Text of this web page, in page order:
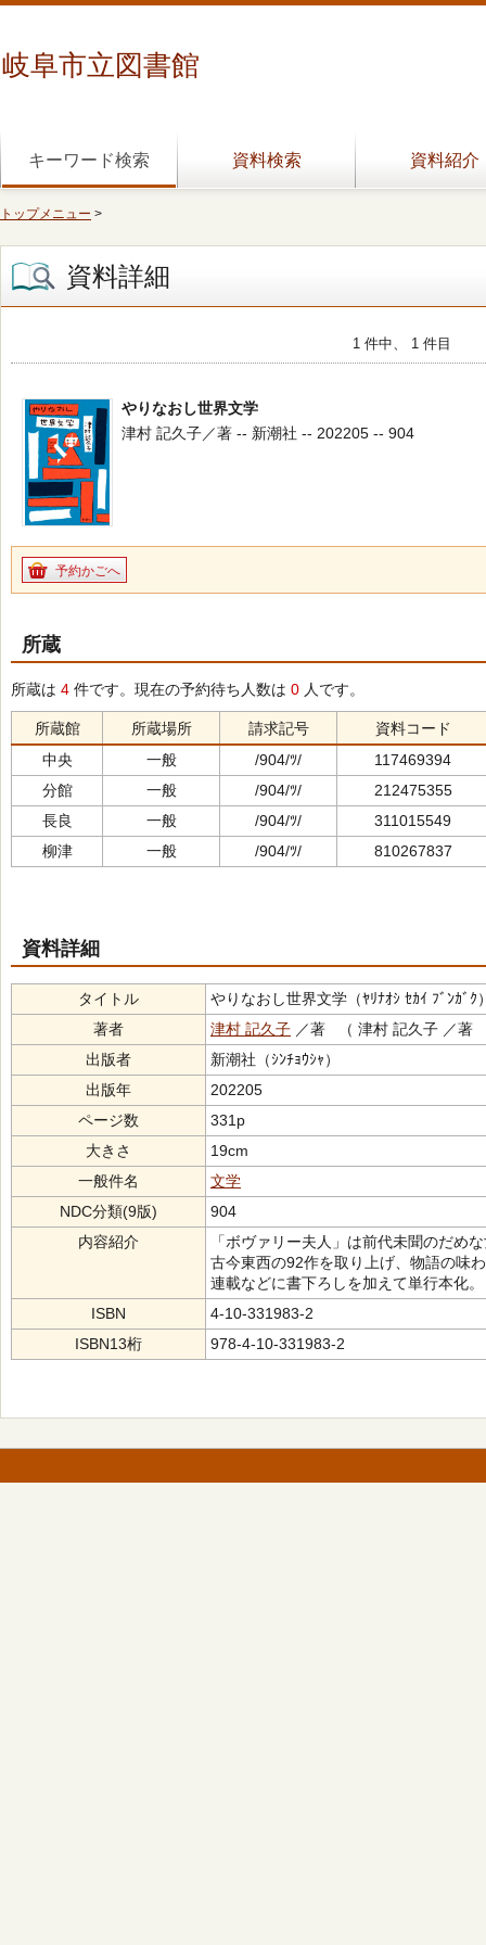
岐阜市立図書館
キーワード検索 資料検索 資料紹介
トップメニュー >
資料詳細
1 件中、 1 件目
やりなおし世界文学
津村 記久子／著 -- 新潮社 -- 202205 -- 904
予約かごへ
所蔵
所蔵は 4 件です。現在の予約待ち人数は 0 人です。
所蔵館 所蔵場所 請求記号
資料コード
中央
一般 /904/ﾂ/
117469394
分館
一般 /904/ﾂ/
212475355
長良
一般 /904/ﾂ/
311015549
柳津
一般 /904/ﾂ/ 810267837
資料詳細
タイトル
やりなおし世界文学（ﾔﾘﾅｵｼ ｾｶｲ ﾌﾞﾝｶﾞｸ
著者
津村 記久子 ／著 （ 津村 記久子 ／著
出版者
新潮社（ｼﾝﾁｮｳｼｬ）
出版年
202205
ページ数
331p
大きさ
19cm
一般件名
文学
NDC分類(9版)
904
内容紹介
「ボヴァリー夫人」は前代未聞のだめ
古今東西の92作を取り上げ、物語の味
連載などに書下ろしを加えて単行本化。
ISBN
4-10-331983-2
ISBN13桁
978-4-10-331983-2